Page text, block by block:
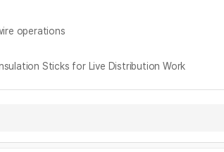
operations
Insulation Sticks for Live Distribution Work